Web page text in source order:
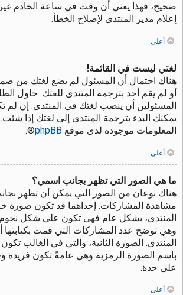
صحيح، فهذا يعني أن وقت في ساعة الخادم
إعلام مدير المنتدى لإصلاح الخطأ.
أعلى
لغتي ليست في القائمة!
هناك احتمال أن المسئول لم يضع لغتك من
أو لم يقم أحد بترجمة المنتدى للغتك. حاول
المسئولين أن ينصب لغتك في المنتدى. إن لم
يمكنك البدء بترجمة المنتدى إلى لغتك إذا
المعلومات موجودة لدى موقع phpBB
®.
أعلى
ما هي الصور التي تظهر بجانب اسمي؟
هناك نوعان من الصور التي يمكن أن تظهر
مشاهدة المشاركات. إحداهما قد تكون صورة
المنتدى، بشكل عام فهي تكون على شكل
وهي توضح عدد المشاركات التي قمت بكتابتها
المنتدى. الصورة الثانية، والتي في الغالب
باسم الصورة الرمزية وهي عامةً تكون
على حدة.
أعلى